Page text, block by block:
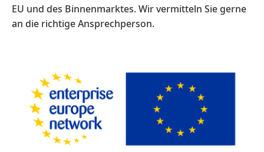
EU und des Binnenmarktes. Wir vermitteln Sie gerne
an die richtige Ansprechperson.